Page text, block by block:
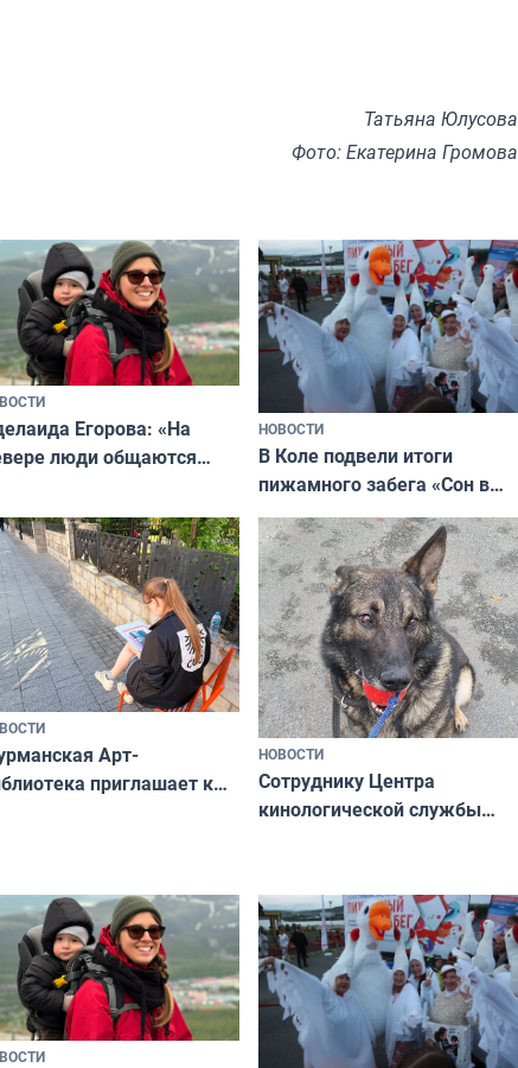
Татьяна Юлусова
Фото: Екатерина Громова
Егорова: «На
люди общаются
что
им интересен»
НОВОСТИ
В Коле подвели итоги
пижамного забега «Сон в
Олимпийскую ночь»
Арт-
приглашает к
НОВОСТИ
Сотруднику Центра
кинологической службы